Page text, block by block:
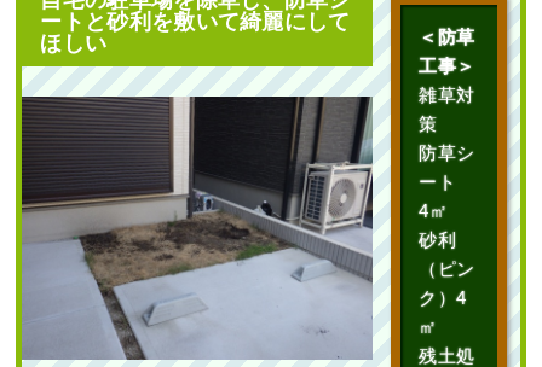
植栽した事例｜大阪市
城東区A様
自宅の庭に ...
続きを読む
2023年10月31日/常緑樹ハ行,
草刈
,一戸建て,ヒメシャリンバイ,大
阪市城東区,植栽,大阪市,オタフク
ナンテン, 常緑樹,常緑樹
常緑樹ア
大阪府 植栽 ,草刈り・芝刈り
ートと砂利を敷いて綺麗にして
ほしい
＜防草
工事＞
雑草対
策
防草シ
ート
4㎡
砂利
（ピン
ク）4
㎡
残土処